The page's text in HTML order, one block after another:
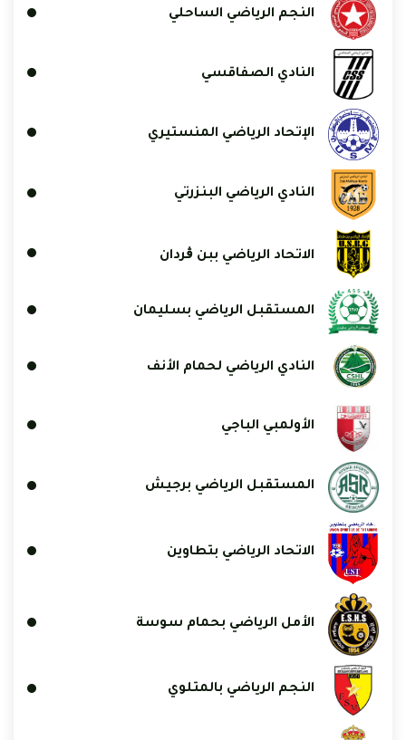
النجم الرياضي الساحلي
النادي الصفاقسي
الإتحاد الرياضي المنستيري
النادي الرياضي البنزرتي
الاتحاد الرياضي ببن ڨردان
المستقبل الرياضي بسليمان
النادي الرياضي لحمام الأنف
الأولمبي الباجي
المستقبل الرياضي برجيش
الاتحاد الرياضي بتطاوين
الأمل الرياضي بحمام سوسة
النجم الرياضي بالمتلوي